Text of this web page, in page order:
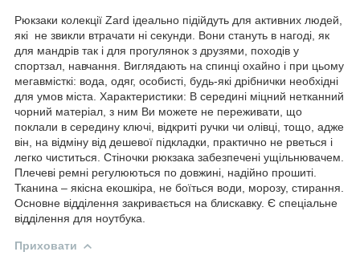
Рюкзаки колекції Zard ідеально підійдуть для активних людей,
які не звикли втрачати ні секунди. Вони стануть в нагоді, як
для мандрів так і для прогулянок з друзями, походів у
спортзал, навчання. Виглядають на спинці охайно і при цьому
мегавмісткі: вода, одяг, особисті, будь-які дрібнички необхідні
для умов міста. Характеристики: В середині міцний нетканний
чорний матеріал, з ним Ви можете не переживати, що
поклали в середину ключі, відкриті ручки чи олівці, тощо, адже
він, на відміну від дешевої підкладки, практично не рветься і
легко чиститься. Стіночки рюкзака забезпечені ущільнювачем.
Плечеві ремні регулюються по довжині, надійно прошиті.
Тканина – якісна екошкіра, не боїться води, морозу, стирання.
Основне відділення закривається на блискавку. Є спеціальне
відділення для ноутбука.
Приховати